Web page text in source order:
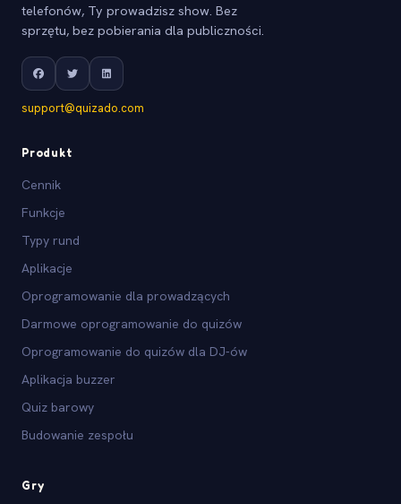
telefonów, Ty prowadzisz show. Bez
sprzętu, bez pobierania dla publiczności.
support@quizado.com
Produkt
Cennik
Funkcje
Typy rund
Aplikacje
Oprogramowanie dla prowadzących
Darmowe oprogramowanie do quizów
Oprogramowanie do quizów dla DJ-ów
Aplikacja buzzer
Quiz barowy
Budowanie zespołu
Gry